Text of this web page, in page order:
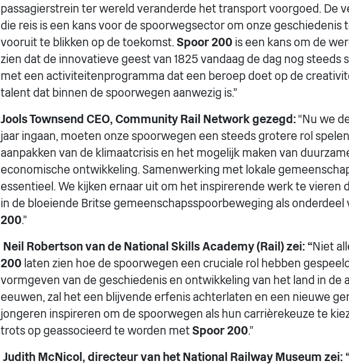
passagierstrein ter wereld veranderde het transport voorgoed. De
die reis is een kans voor de spoorwegsector om onze geschiedenis
vooruit te blikken op de toekomst. Spoor 200 is een kans om de
zien dat de innovatieve geest van 1825 vandaag de dag nog steeds
met een activiteitenprogramma dat een beroep doet op de
talent dat binnen de spoorwegen aanwezig is.”
Jools Townsend CEO, Community Rail Networkgezegd: "Nu we
jaar ingaan, moeten onze spoorwegen een steeds grotere rol
aanpakken van de klimaatcrisis en het mogelijk maken van
economische ontwikkeling. Samenwerking met lokale
essentieel. We kijken ernaar uit om het inspirerende werk te vieren
in de bloeiende Britse gemeenschapsspoorbeweging als onderdeel
200.”
Neil Robertson van de National Skills Academy (Rail) zei: “Niet
200 laten zien hoe de spoorwegen een cruciale rol hebben
vormgeven van de geschiedenis en ontwikkeling van het land in de
eeuwen, zal het een blijvende erfenis achterlaten en een nieuwe
jongeren inspireren om de spoorwegen als hun carrièrekeuze te
trots op geassocieerd te worden metSpoor 200.”
Judith McNicol, directeur van het National Railway Museum zei: